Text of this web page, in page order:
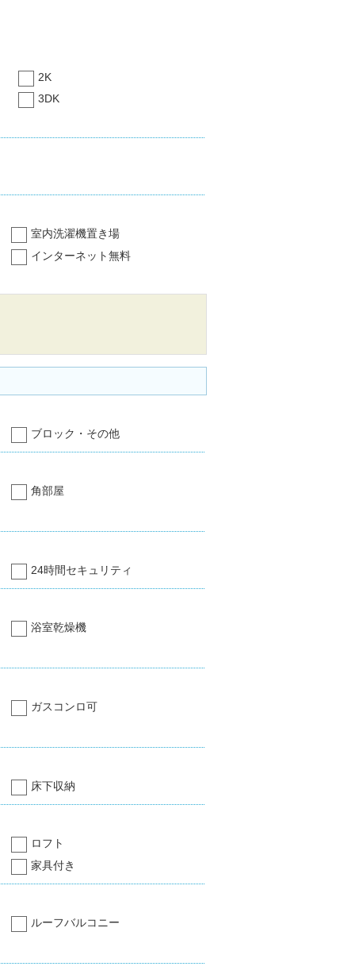
2K
3DK
室内洗濯機置き場
インターネット無料
ブロック・その他
角部屋
24時間セキュリティ
浴室乾燥機
ガスコンロ可
床下収納
ロフト
家具付き
ルーフバルコニー